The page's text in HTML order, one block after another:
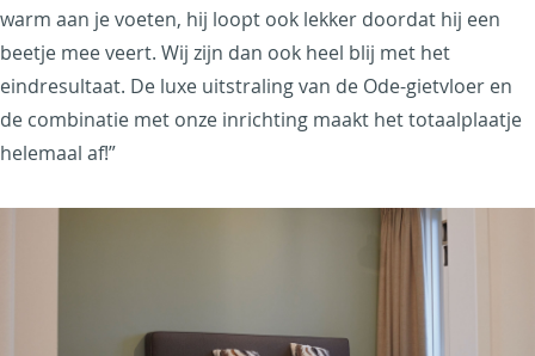
warm aan je voeten, hij loopt ook lekker doordat hij een
beetje mee veert. Wij zijn dan ook heel blij met het
eindresultaat. De luxe uitstraling van de Ode-gietvloer en
de combinatie met onze inrichting maakt het totaalplaatje
helemaal af!”